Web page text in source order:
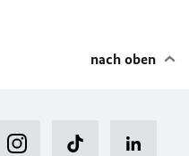
nach oben